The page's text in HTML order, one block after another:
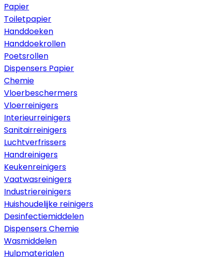
Papier
Toiletpapier
Handdoeken
Handdoekrollen
Poetsrollen
Dispensers Papier
Chemie
Vloerbeschermers
Vloerreinigers
Interieurreinigers
Sanitairreinigers
Luchtverfrissers
Handreinigers
Keukenreinigers
Vaatwasreinigers
Industriereinigers
Huishoudelijke reinigers
Desinfectiemiddelen
Dispensers Chemie
Wasmiddelen
Hulpmaterialen